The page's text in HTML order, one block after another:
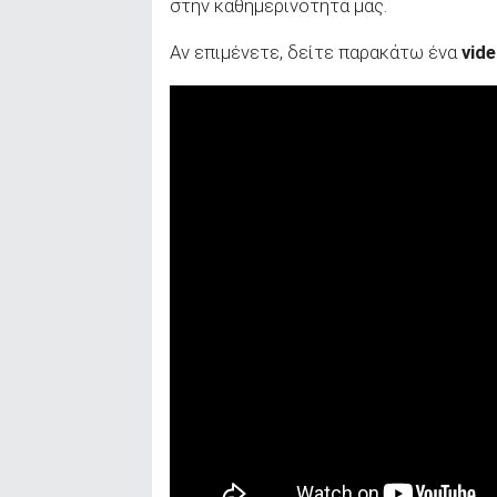
στην καθημερινότητά μας.
Αν επιμένετε, δείτε παρακάτω ένα